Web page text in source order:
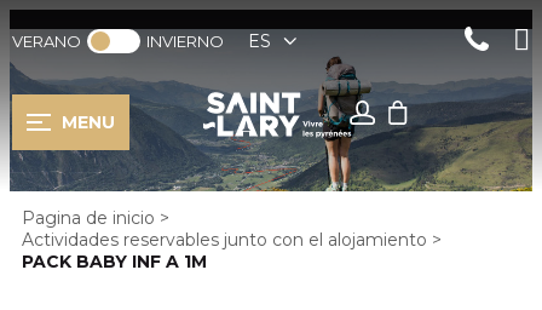
VERANO INVIERNO ES
MENU
Pagina de inicio >
Actividades reservables junto con el alojamiento >
PACK BABY INF A 1M